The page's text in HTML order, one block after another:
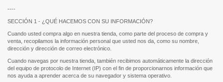
----
SECCIÓN 1 - ¿QUÉ HACEMOS CON SU INFORMACIÓN?
Cuando usted compra algo en nuestra tienda, como parte del proceso de compra y
venta, recopilamos la información personal que usted nos da, como su nombre,
dirección y dirección de correo electrónico.
Cuando navegas por nuestra tienda, también recibimos automáticamente la dirección
del equipo de protocolo de Internet (IP) con el fin de proporcionarnos información que
nos ayuda a aprender acerca de su navegador y sistema operativo.